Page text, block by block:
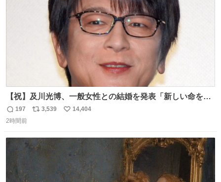
【祝】及川光博、一般女性との結婚を発表「新しい命を授
かっております」 news.livedoor.com/lite/article_d…
「私、及川光博はこの度、交際しておりました方と入籍い
も変わらず俳優として、ミッチーとして、努力し精進して
参ります」とつづった。
返
信
197
リ
ト
3,539
い
14,404
2時間前